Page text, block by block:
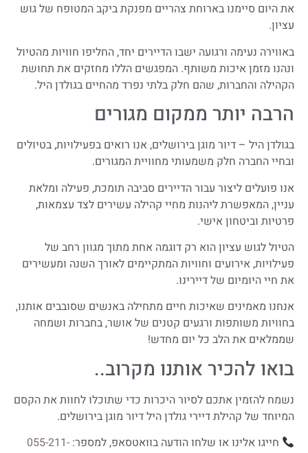
את היום סיימנו בארוחת צהריים מפנקת ביקב המטופח של גוש
עציון.
באווירה נעימה ורגועה ישבו הדיירים יחד, החליפו חוויות מהטיול
ונהנו מזמן איכות משותף. המפגשים הללו מחזקים את תחושת
הקהילה והחברות, שהם חלק בלתי נפרד מהחיים בגולדן היל.
הרבה יותר ממקום מגורים
בגולדן היל – דיור מוגן בירושלים, אנו רואים בפעילויות, בטיולים
ובחיי החברה חלק משמעותי מחוויית המגורים.
אנו פועלים ליצור עבור הדיירים סביבה תומכת, פעילה ומלאת
עניין, המאפשרת ליהנות מחיי קהילה עשירים לצד עצמאות,
פרטיות וביטחון אישי.
הטיול לגוש עציון הוא רק דוגמה אחת מתוך מגוון רחב של
פעילויות, אירועים וחוויות המתקיימים לאורך השנה ומעשירים
את חיי היומיום של דיירינו.
אנחנו מאמינים שאיכות חיים מתחילה באנשים שסובבים אותנו,
בחוויות משותפות ורגעים קטנים של אושר, בחברות ושמחה
שממלאים את הלב כל יום מחדש!
בואו להכיר אותנו מקרוב..
נשמח להזמין אתכם לסיור היכרות כדי שתוכלו לחוות את הקסם
המיוחד של קהילת דיירי גולדן היל דיור מוגן בירושלים.
חייגו אלינו או שלחו הודעה בוואטסאפ, למספר:055-211-